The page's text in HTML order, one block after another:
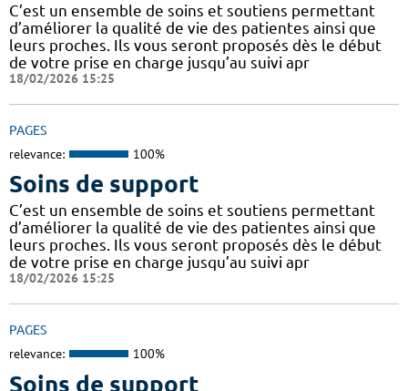
C’est un ensemble de soins et soutiens permettant
d’améliorer la qualité de vie des patientes ainsi que
leurs proches. Ils vous seront proposés dès le début
de votre prise en charge jusqu’au suivi apr
18/02/2026 15:25
PAGES
relevance: 100%
Soins de support
C’est un ensemble de soins et soutiens permettant
d’améliorer la qualité de vie des patientes ainsi que
leurs proches. Ils vous seront proposés dès le début
de votre prise en charge jusqu’au suivi apr
18/02/2026 15:25
PAGES
relevance: 100%
Soins de support